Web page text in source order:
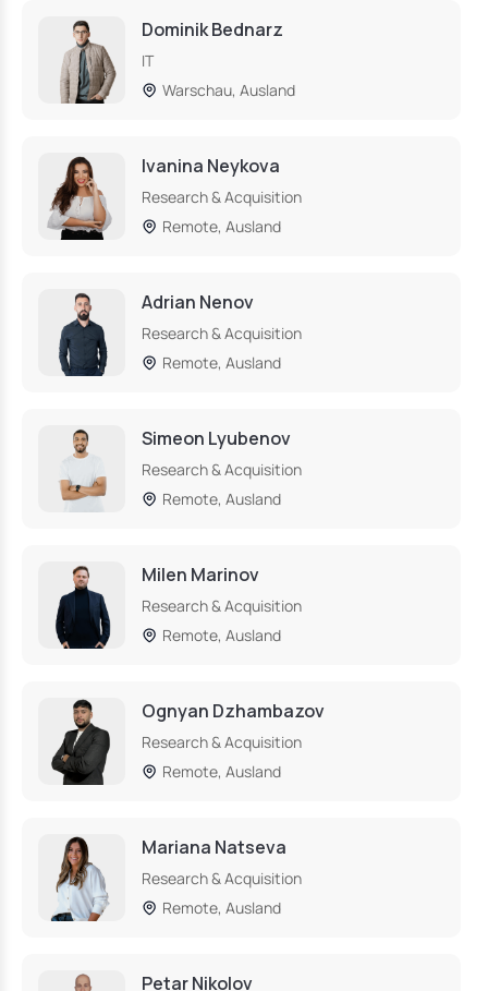
Dominik Bednarz
IT
Warschau, Ausland
Ivanina Neykova
Research & Acquisition
Remote, Ausland
Adrian Nenov
Research & Acquisition
Remote, Ausland
Simeon Lyubenov
Research & Acquisition
Remote, Ausland
Milen Marinov
Research & Acquisition
Remote, Ausland
Ognyan Dzhambazov
Research & Acquisition
Remote, Ausland
Mariana Natseva
Research & Acquisition
Remote, Ausland
Petar Nikolov